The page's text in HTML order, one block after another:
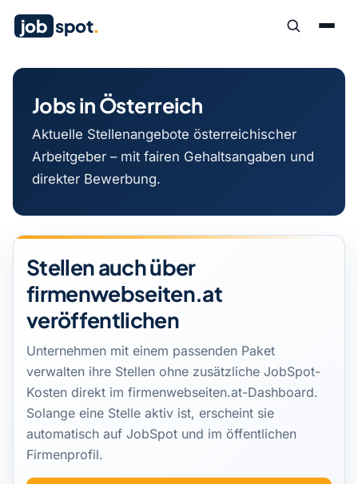
job spot.
Jobs in Österreich
Aktuelle Stellenangebote österreichischer
Arbeitgeber – mit fairen Gehaltsangaben und
direkter Bewerbung.
Stellen auch über
firmenwebseiten.at
veröffentlichen
Unternehmen mit einem passenden Paket
verwalten ihre Stellen ohne zusätzliche JobSpot-
Kosten direkt im firmenwebseiten.at-Dashboard.
Solange eine Stelle aktiv ist, erscheint sie
automatisch auf JobSpot und im öffentlichen
Firmenprofil.